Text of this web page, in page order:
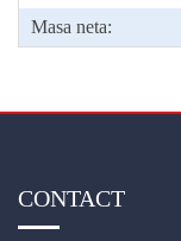
Masa neta:
CONTACT